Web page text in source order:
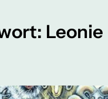
Leonie